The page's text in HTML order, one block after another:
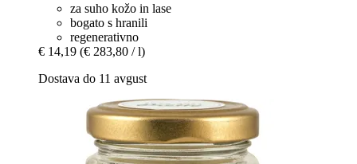
za suho kožo in lase
bogato s hranili
regenerativno
€ 14,19 (€ 283,80 / l)
Dostava do 11 avgust